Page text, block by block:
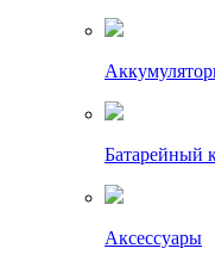
Батарейный
Аксессуары